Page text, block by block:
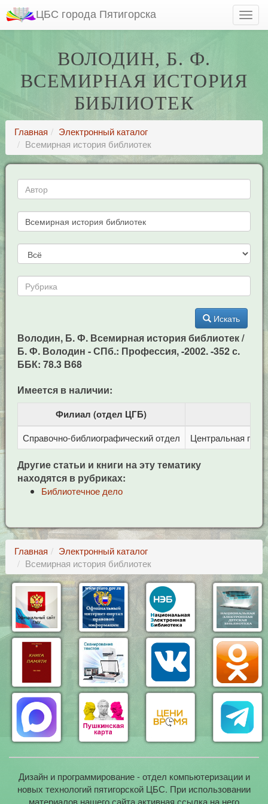
ЦБС города Пятигорска
ВОЛОДИН, Б. Ф.
ВСЕМИРНАЯ ИСТОРИЯ
БИБЛИОТЕК
Главная
Электронный каталог
Всемирная история библиотек
Искать
Володин, Б. Ф. Всемирная история библиотек /
Б. Ф. Володин - СПб.: Профессия, -2002. -352 с.
ББК: 78.3 В68
Имеется в наличии:
Филиал (отдел ЦГБ)
Справочно-библиографический отдел Центральная
Другие статьи и книги на эту тематику
находятся в рубриках:
Библиотечное дело
Главная
Электронный каталог
Всемирная история библиотек
Дизайн и программирование - отдел компьютеризации и
новых технологий пятигорской ЦБС. При использовании